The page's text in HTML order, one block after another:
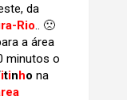
da
Rio.. 🙁
a área
minutos o
itinho na